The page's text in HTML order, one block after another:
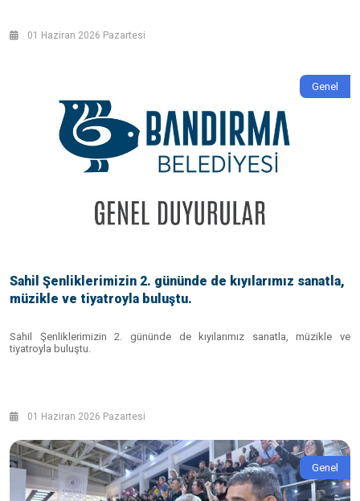
01 Haziran 2026 Pazartesi
Genel
Sahil Şenliklerimizin 2. gününde de kıyılarımız sanatla,
müzikle ve tiyatroyla buluştu.
Sahil Şenliklerimizin 2. gününde de kıyılarımız sanatla, müzikle ve
tiyatroyla buluştu.
01 Haziran 2026 Pazartesi
Genel